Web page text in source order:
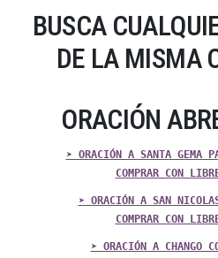
BUSCA
DE LA MISMA
ORACIÓN
➤ ORACIÓN A SANTA GEMA
COMPRAR CON
➤ ORACIÓN A SAN
COMPRAR CON
➤ ORACIÓN A CHANGO